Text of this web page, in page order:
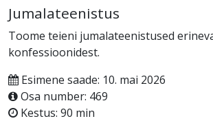
Jumalateenistus
Toome teieni jumalateenistused
konfessioonidest.
Esimene saade: 10. mai 2026
Osa number: 469
Kestus: 90 min